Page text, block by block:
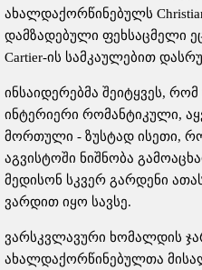
ახალდაქორწინებულს
დამზადებული ფეხსაცმელი
Cartier-ის სამკაულებით
ინსაიდერებმა შეიტყვეს,
ინტერიერი რომანტიკული,
მორთული - ზუსტად ისეთი,
აგვისტოში ნიშნობა
მედისონ სკვერ გარდენი
ვარდით იყო სავსე.
ვარსკვლავური ხომალდის
ახალდაქორწინებულთა